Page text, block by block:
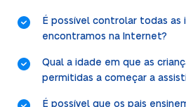
É possível controlar todas as
encontramos na Internet?
Qual a idade em que as
permitidas a começar a
É possível que os pais